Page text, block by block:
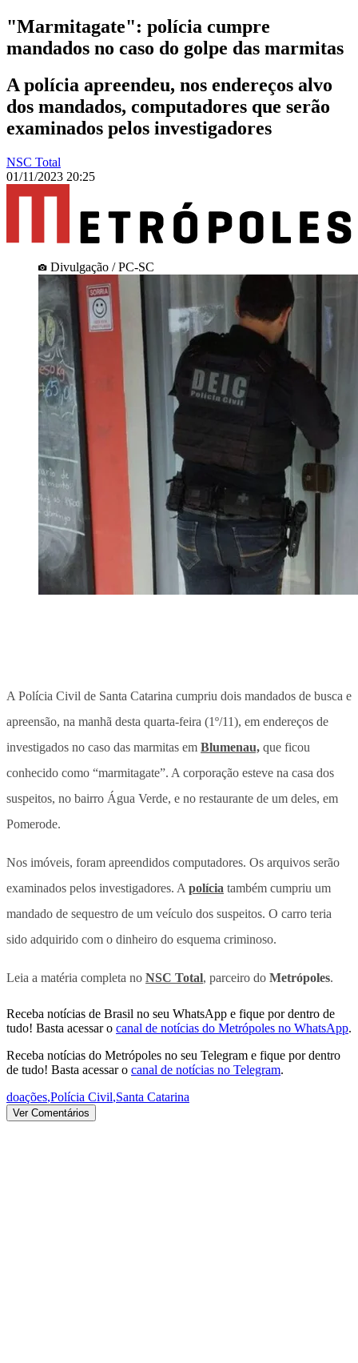
"Marmitagate": polícia cumpre
mandados no caso do golpe das marmitas
A polícia apreendeu, nos endereços alvo
dos mandados, computadores que serão
examinados pelos investigadores
NSC Total
01/11/2023 20:25
Divulgação / PC-SC
A Polícia Civil de Santa Catarina cumpriu dois mandados de busca e
apreensão, na manhã desta quarta-feira (1º/11), em endereços de
investigados no caso das marmitas em Blumenau, que ficou
conhecido como “marmitagate”. A corporação esteve na casa dos
suspeitos, no bairro Água Verde, e no restaurante de um deles, em
Pomerode.
Nos imóveis, foram apreendidos computadores. Os arquivos serão
examinados pelos investigadores. A polícia também cumpriu um
mandado de sequestro de um veículo dos suspeitos. O carro teria
sido adquirido com o dinheiro do esquema criminoso.
Leia a matéria completa no NSC Total, parceiro do Metrópoles.
Receba notícias de Brasil no seu WhatsApp e fique por dentro de
tudo! Basta acessar o canal de notícias do Metrópoles no WhatsApp.
Receba notícias do Metrópoles no seu Telegram e fique por dentro
de tudo! Basta acessar o canal de notícias no Telegram.
doações,Polícia Civil,Santa Catarina
Ver Comentários